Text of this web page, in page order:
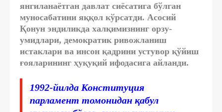
янгиланаётган давлат сиёсатига бўлган
муносабатини яққол кўрсатди. Асосий
Қонун эндиликда халқимизнинг орзу-
умидлари, демократик ривожланиш
истаклари ва инсон қадрини устувор қўйиш
ғояларининг ҳуқуқий ифодасига айланди.
1992-йилда Конституция
парламент томонидан қабул